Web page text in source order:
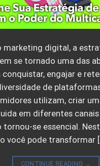
marketing digital, a
se tornado uma das
conquistar, engajar e
de
utilizam, criar
em diferentes
tornou-se essencial.
você pode transformar
CONTINUE READING →